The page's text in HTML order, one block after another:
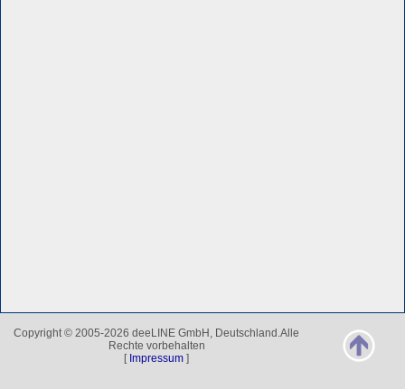
Copyright © 2005-2026 deeLINE GmbH, Deutschland.Alle
Rechte vorbehalten
[ Impressum ]